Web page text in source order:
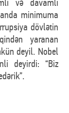
minimuma
dövlətin
yaranan
deyil. Nobel
deyirdi: “Biz